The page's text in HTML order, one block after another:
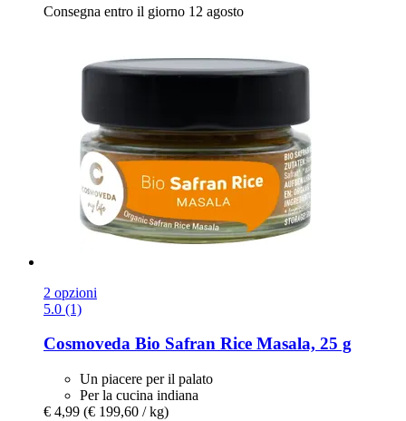
Consegna entro il giorno 12 agosto
2 opzioni
5.0 (1)
Cosmoveda Bio Safran Rice Masala, 25 g
Un piacere per il palato
Per la cucina indiana
€ 4,99 (€ 199,60 / kg)